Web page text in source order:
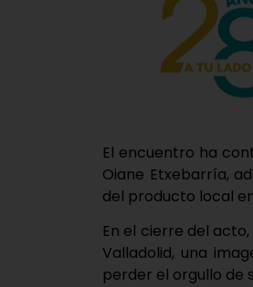
El encuentro ha
Oiane Etxebarría,
del producto local
En el cierre del
Valladolid, una
perder el orgullo de